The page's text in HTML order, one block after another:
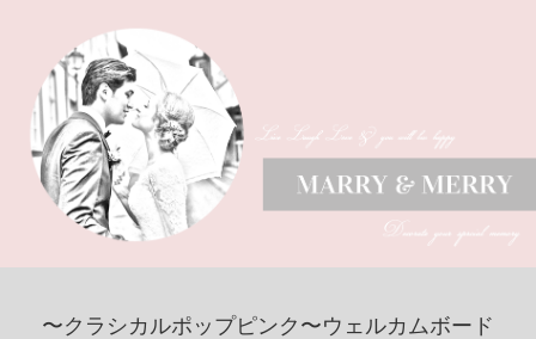
〜クラシカルポップピンク〜ウェルカムボード